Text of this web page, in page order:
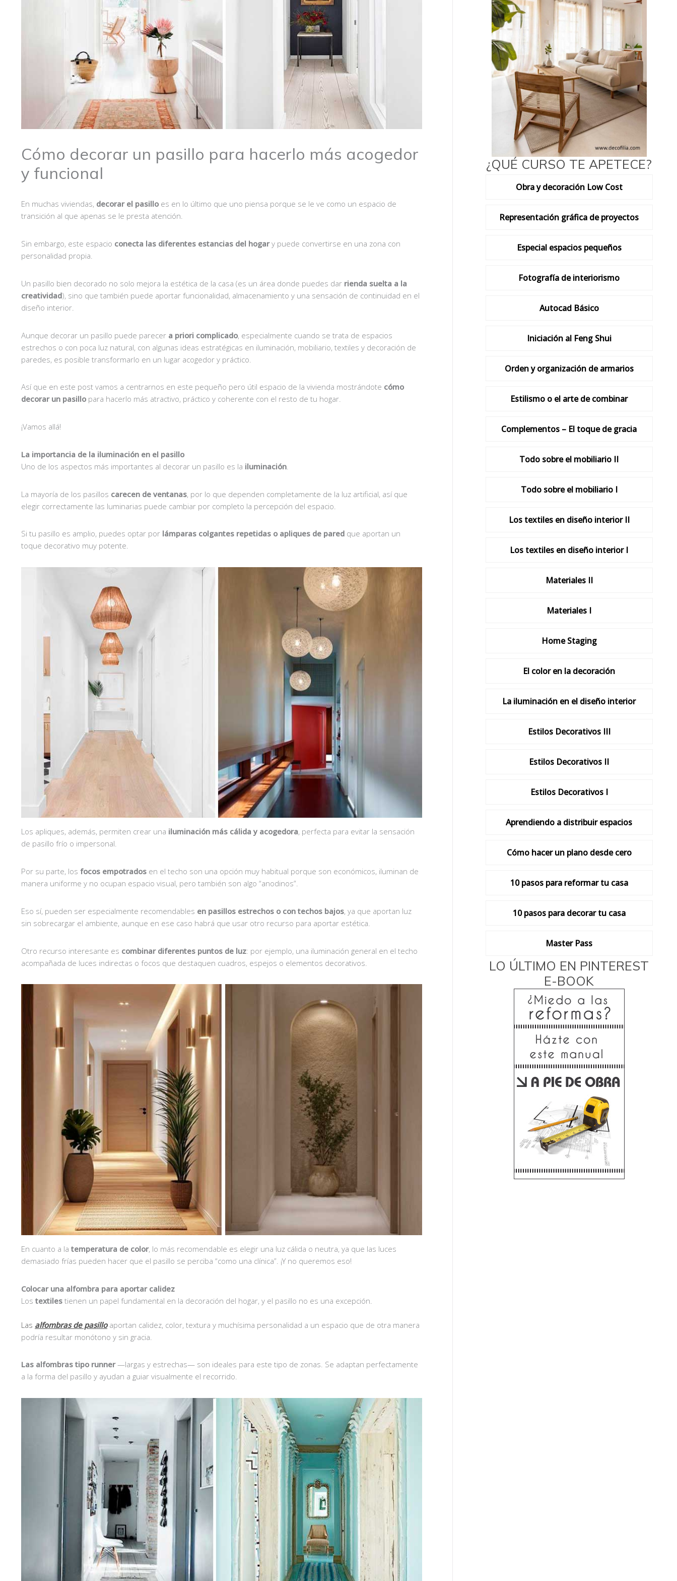
Cómo decorar un pasillo para hacerlo más acogedor
y funcional
En muchas viviendas, decorar el pasillo es en lo último que uno piensa porque se le ve como un espacio de
transición al que apenas se le presta atención.
Sin embargo, este espacio conecta las diferentes estancias del hogary puede convertirse en una zona con
personalidad propia.
Un pasillo bien decorado no solo mejora la estética de la casa (es un área donde puedes dar rienda suelta a la
creatividad), sino que también puede aportar funcionalidad, almacenamiento y una sensación de continuidad en el
diseño interior.
Aunque decorar un pasillo puede parecer a priori complicado, especialmente cuando se trata de espacios
estrechos o con poca luz natural, con algunas ideas estratégicas en iluminación, mobiliario, textiles y decoración de
paredes, es posible transformarlo en un lugar acogedor y práctico.
Así que en este post vamos a centrarnos en este pequeño pero útil espacio de la vivienda mostrándote cómo
decorar un pasillo para hacerlo más atractivo, práctico y coherente con el resto de tu hogar.
¡Vamos allá!
La importancia de la iluminación en el pasillo
Uno de los aspectos más importantes al decorar un pasillo es la iluminación
La mayoría de los pasillos carecen de ventanas, por lo que dependen completamente de la luz artificial, así que
elegir correctamente las luminarias puede cambiar por completo la percepción del espacio.
Si tu pasillo es amplio, puedes optar por lámparas colgantes repetidas o apliques de pared que aportan un
toque decorativo muy potente.
Los apliques, además, permiten crear una iluminación más cálida y acogedora, perfecta para evitar la sensación
de pasillo frío o impersonal.
Por su parte, los focos empotrados en el techo son una opción muy habitual porque son económicos, iluminan de
manera uniforme y no ocupan espacio visual, pero también son algo “anodinos”.
Eso sí, pueden ser especialmente recomendables en pasillos estrechos o con techos bajos, ya que aportan luz
sin sobrecargar el ambiente, aunque en ese caso habrá que usar otro recurso para aportar estética.
Otro recurso interesante es combinar diferentes puntos de luz: por ejemplo, una iluminación general en el techo
acompañada de luces indirectas o focos que destaquen cuadros, espejos o elementos decorativos.
En cuanto a la temperatura de color, lo más recomendable es elegir una luz cálida o neutra, ya que las luces
demasiado frías pueden hacer que el pasillo se perciba “como una clínica”. ¡Y no queremos eso!
Colocar una alfombra para aportar calidez
Los textiles tienen un papel fundamental en la decoración del hogar, y el pasillo no es una excepción.
Las alfombras de pasilloaportan calidez, color, textura y muchísima personalidad a un espacio que de otra manera
podría resultar monótono y sin gracia.
Las alfombras tipo runner—largas y estrechas— son ideales para este tipo de zonas. Se adaptan perfectamente
a la forma del pasillo y ayudan a guiar visualmente el recorrido.
¿QUÉ CURSO TE APETECE?
Obra y decoración Low Cost
Representación gráfica de proyectos
Especial espacios pequeños
Fotografía de interiorismo
Autocad Básico
Iniciación al Feng Shui
Orden y organización de armarios
Estilismo o el arte de combinar
Complementos – El toque de gracia
Todo sobre el mobiliario II
Todo sobre el mobiliario I
Los textiles en diseño interior II
Los textiles en diseño interior I
Materiales II
Materiales I
Home Staging
El color en la decoración
La iluminación en el diseño interior
Estilos Decorativos III
Estilos Decorativos II
Estilos Decorativos I
Aprendiendo a distribuir espacios
Cómo hacer un plano desde cero
10 pasos para reformar tu casa
10 pasos para decorar tu casa
Master Pass
LO ÚLTIMO EN PINTEREST
E-BOOK